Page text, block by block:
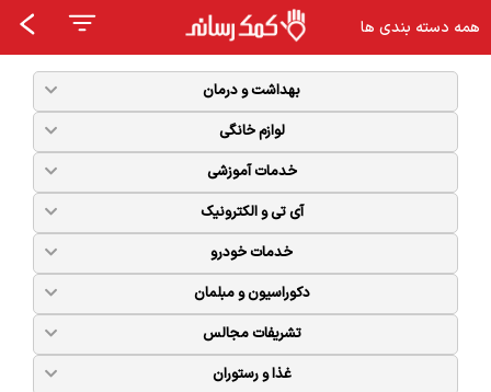
همه دسته بندی ها
بهداشت و درمان
لوازم خانگی
خدمات آموزشی
آی تی و الکترونیک
خدمات خودرو
دکوراسیون و مبلمان
تشریفات مجالس
غذا و رستوران